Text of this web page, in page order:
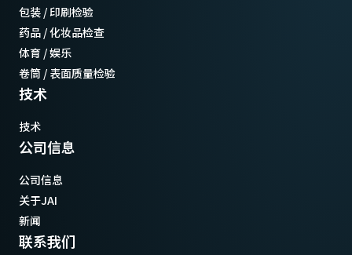
包装 / 印刷检验
药品 / 化妆品检查
体育 / 娱乐
卷筒 / 表面质量检验
技术
技术
公司信息
公司信息
关于JAI
新闻
联系我们